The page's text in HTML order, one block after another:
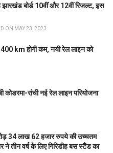
झारखंड बोर्ड 10वीं और 12वीं रिजल्ट, इस
ON MAY 23, 2023
km होगी कम, नयी रेल लाइन को
रांची नई रेल लाइन परियोजना
34 लाख 62 हजार रुपये की उच्चतम
ने तीन वर्ष के लिए गिरिडीह बस स्टैंड का